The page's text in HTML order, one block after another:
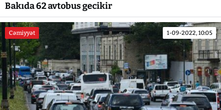
Bakıda 62 avtobus gecikir
Cəmiyyət 1-09-2022, 10:05